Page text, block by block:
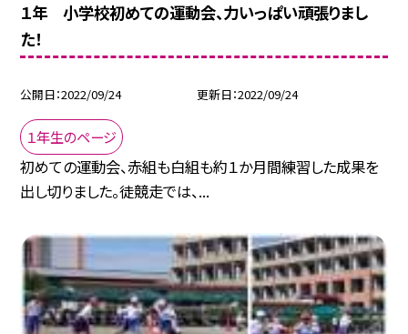
１年 小学校初めての運動会、力いっぱい頑張りまし
た！
公開日 2022/09/24 更新日 2022/09/24
１年生のページ
初めての運動会、赤組も白組も約１か月間練習した成果を
出し切りました。徒競走では、...